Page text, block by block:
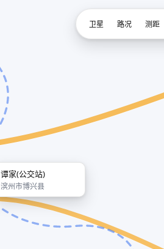
谭家(公交站)
滨州市博兴县
卫星 路况 测距